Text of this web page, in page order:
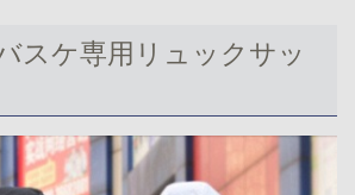
スケ専用リュックサッ